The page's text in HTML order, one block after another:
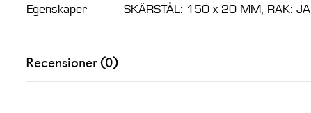
Egenskaper
SKÄRSTÅL: 150 x 20 MM, RAK: JA
Recensioner (0)